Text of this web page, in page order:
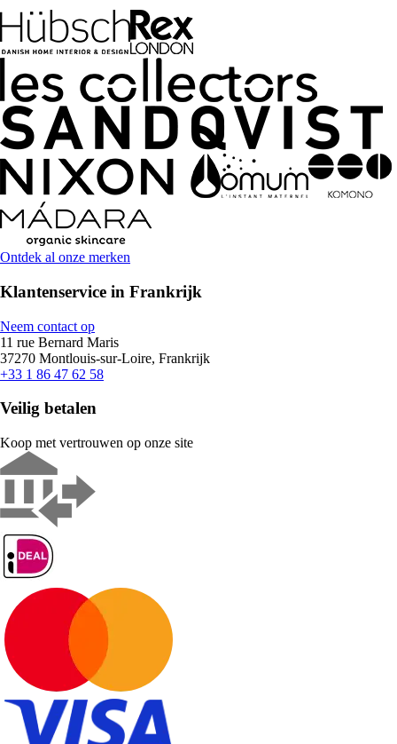
Ontdek al onze merken
Klantenservice in Frankrijk
Neem contact op
11 rue Bernard Maris
37270 Montlouis-sur-Loire, Frankrijk
+33 1 86 47 62 58
Veilig betalen
Koop met vertrouwen op onze site